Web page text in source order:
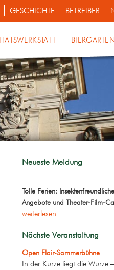
GESCHICHTE BETREIBER
BIERGARTEN
Neueste Meldung
Tolle Ferien: Insektenfreundliche
Angebote und Theater-Film-
weiterlesen
Nächste Veranstaltung
Open Flair-Sommerbühne
In der Kürze liegt die Würze –